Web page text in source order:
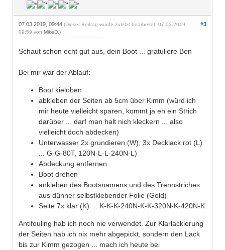
#3
07.03.2019, 09:44 (Dieser Beitrag wurde zuletzt bearbeitet: 07.03.2019,
09:59 von MikeD .)
Schaut schon echt gut aus, dein Boot ... gratuliere Ben
Bei mir war der Ablauf:
Boot kieloben
abkleben der Seiten ab 5cm über Kimm (würd ich
mir heute vielleicht sparen, kommt ja eh ein Strich
darüber ... darf man halt nich kleckern ... also
vielleicht doch abdecken)
Unterwasser 2x grundieren (W), 3x Decklack rot (L)
... G-G-80T, 120N-L-L-240N-L)
Abdeckung entfernen
Boot drehen
ankleben des Bootsnamens und des Trennstriches
aus dünner selbstklebender Folie (Gold)
Seite 7x klar (K) ... K-K-K-240N-K-K-320N-K-420N-K
Antifouling hab ich noch nie verwendet. Zur Klarlackierung
der Seiten hab ich nix mehr abgepickt, sondern den Lack
bis zur Kimm gezogen ... mach ich heute bei